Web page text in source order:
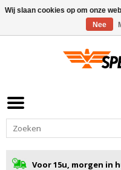
Voor 15u, morgen in
Wij slaan cookies op om onze
Nee